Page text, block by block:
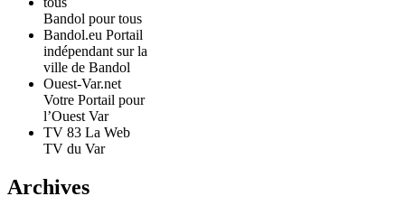
Bandol pour tous
Bandol.eu Portail
indépendant sur la
ville de Bandol
Ouest-Var.net
Votre Portail pour
l’Ouest Var
TV 83 La Web
TV du Var
Archives